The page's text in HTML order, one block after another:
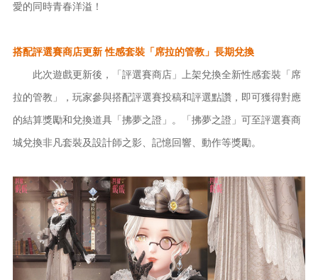
愛的同時青春洋溢！
搭配評選賽商店更新 性感套裝「席拉的管教」長期兌換
此次遊戲更新後，「評選賽商店」上架兌換全新性感套裝「席
拉的管教」，玩家參與搭配評選賽投稿和評選點讚，即可獲得對應
的結算獎勵和兌換道具「拂夢之證」。「拂夢之證」可至評選賽商
城兌換非凡套裝及設計師之影、記憶回響、動作等獎勵。